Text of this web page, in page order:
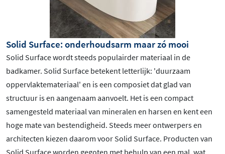
Solid Surface: onderhoudsarm maar zó mooi
Solid Surface wordt steeds populairder materiaal in de
badkamer. Solid Surface betekent letterlijk: 'duurzaam
oppervlaktemateriaal' en is een composiet dat glad van
structuur is en aangenaam aanvoelt. Het is een compact
samengesteld materiaal van mineralen en harsen en kent een
hoge mate van bestendigheid. Steeds meer ontwerpers en
architecten kiezen daarom voor Solid Surface. Producten van
Solid Surface worden gegoten met behulp van een mal, wat